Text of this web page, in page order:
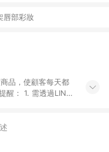
唇部彩妝
品，使顧客每天都
醒： 1. 需透過LINE
頁才符合返點資